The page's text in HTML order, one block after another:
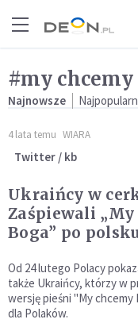
#my chcemy
Najnowsze
4 lata temu WIARA
Twitter / kb
Ukraińcy w
Zaśpiewali „My
Boga” po
Od 24 lutego Polacy
także Ukraińcy, którzy w
wersję pieśni "My chcemy
dla Polaków.